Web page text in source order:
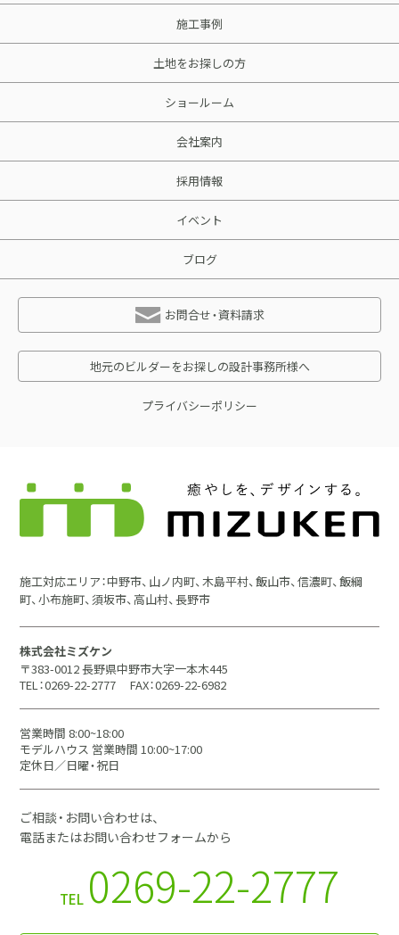
施工事例
土地をお探しの方
ショールーム
会社案内
採用情報
イベント
ブログ
お問合せ・資料請求
地元のビルダーをお探しの設計事務所様へ
プライバシーポリシー
施工対応エリア：中野市、山ノ内町、木島平村、飯山市、信濃町、飯綱
町、小布施町、須坂市、高山村、長野市
株式会社ミズケン
〒383-0012 長野県中野市大字一本木445
TEL：0269-22-2777
FAX：0269-22-6982
営業時間 8:00~18:00
モデルハウス 営業時間 10:00~17:00
定休日／日曜・祝日
ご相談・お問い合わせは、
電話またはお問い合わせフォームから
TEL 0269-22-2777